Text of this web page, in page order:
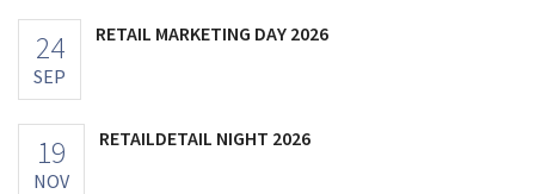
24
SEP
RETAIL MARKETING DAY 2026
19
NOV
RETAILDETAIL NIGHT 2026